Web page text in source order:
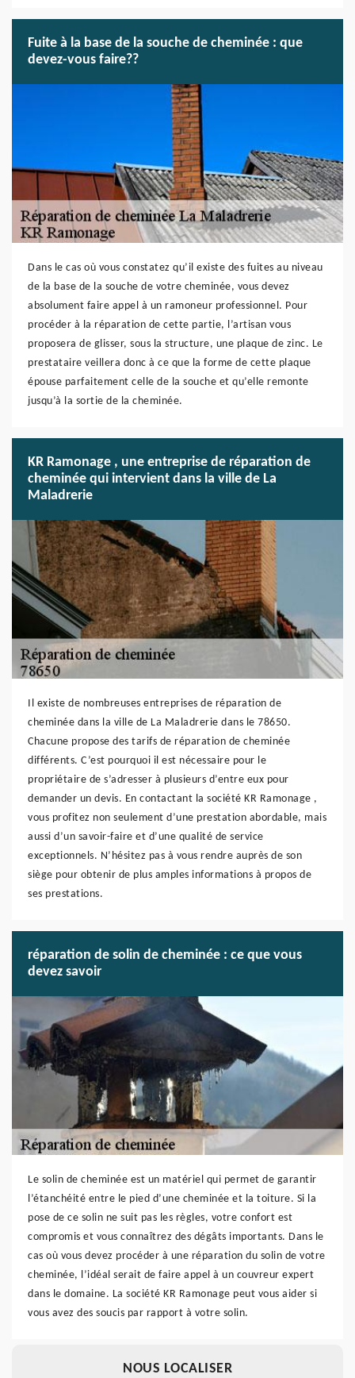
Fuite à la base de la souche de cheminée : que
devez-vous faire??
Dans le cas où vous constatez qu’il existe des fuites au niveau
de la base de la souche de votre cheminée, vous devez
absolument faire appel à un ramoneur professionnel. Pour
procéder à la réparation de cette partie, l’artisan vous
proposera de glisser, sous la structure, une plaque de zinc. Le
prestataire veillera donc à ce que la forme de cette plaque
épouse parfaitement celle de la souche et qu’elle remonte
jusqu’à la sortie de la cheminée.
KR Ramonage , une entreprise de réparation de
cheminée qui intervient dans la ville de La
Maladrerie
Il existe de nombreuses entreprises de réparation de
cheminée dans la ville de La Maladrerie dans le 78650.
Chacune propose des tarifs de réparation de cheminée
différents. C’est pourquoi il est nécessaire pour le
propriétaire de s’adresser à plusieurs d’entre eux pour
demander un devis. En contactant la société KR Ramonage ,
vous profitez non seulement d’une prestation abordable, mais
aussi d’un savoir-faire et d’une qualité de service
exceptionnels. N’hésitez pas à vous rendre auprès de son
siège pour obtenir de plus amples informations à propos de
ses prestations.
réparation de solin de cheminée : ce que vous
devez savoir
Le solin de cheminée est un matériel qui permet de garantir
l’étanchéité entre le pied d’une cheminée et la toiture. Si la
pose de ce solin ne suit pas les règles, votre confort est
compromis et vous connaîtrez des dégâts importants. Dans le
cas où vous devez procéder à une réparation du solin de votre
cheminée, l’idéal serait de faire appel à un couvreur expert
dans le domaine. La société KR Ramonage peut vous aider si
vous avez des soucis par rapport à votre solin.
NOUS LOCALISER